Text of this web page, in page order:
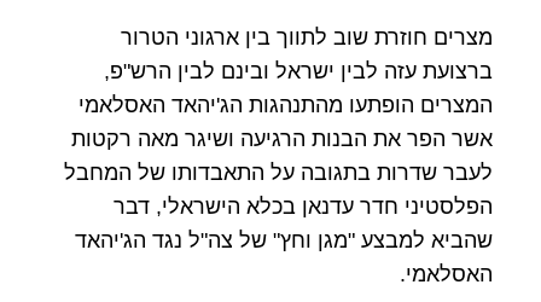
מצרים חוזרת שוב לתווך בין ארגוני הטרור
ברצועת עזה לבין ישראל ובינם לבין הרש"פ,
המצרים הופתעו מהתנהגות הג'יהאד האסלאמי
אשר הפר את הבנות הרגיעה ושיגר מאה רקטות
לעבר שדרות בתגובה על התאבדותו של המחבל
הפלסטיני חדר עדנאן בכלא הישראלי, דבר
שהביא למבצע "מגן וחץ" של צה"ל נגד הג'יהאד
האסלאמי.